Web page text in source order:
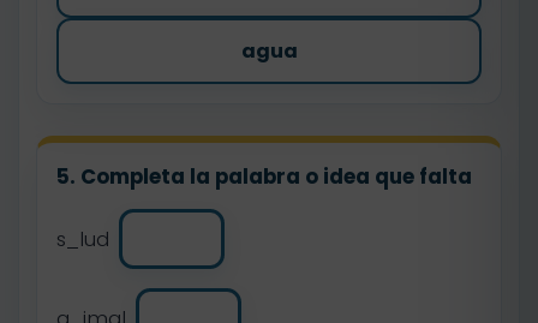
agua
5. Completa la palabra o idea que falta
s_lud